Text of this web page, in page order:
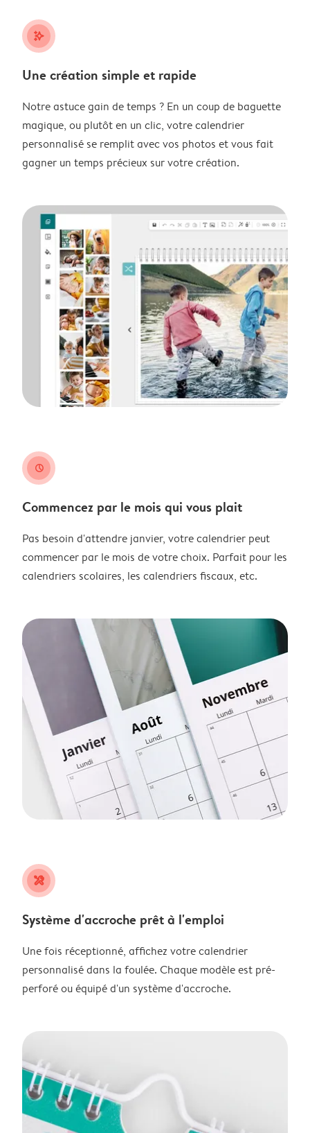
stars_plus
Une création simple et rapide
Notre astuce gain de temps ? En un coup de baguette
magique, ou plutôt en un clic, votre calendrier
personnalisé se remplit avec vos photos et vous fait
gagner un temps précieux sur votre création.
clock
Commencez par le mois qui vous plait
Pas besoin d'attendre janvier, votre calendrier peut
commencer par le mois de votre choix. Parfait pour les
calendriers scolaires, les calendriers fiscaux, etc.
tools
Système d'accroche prêt à l'emploi
Une fois réceptionné, affichez votre calendrier
personnalisé dans la foulée. Chaque modèle est pré-
perforé ou équipé d'un système d'accroche.